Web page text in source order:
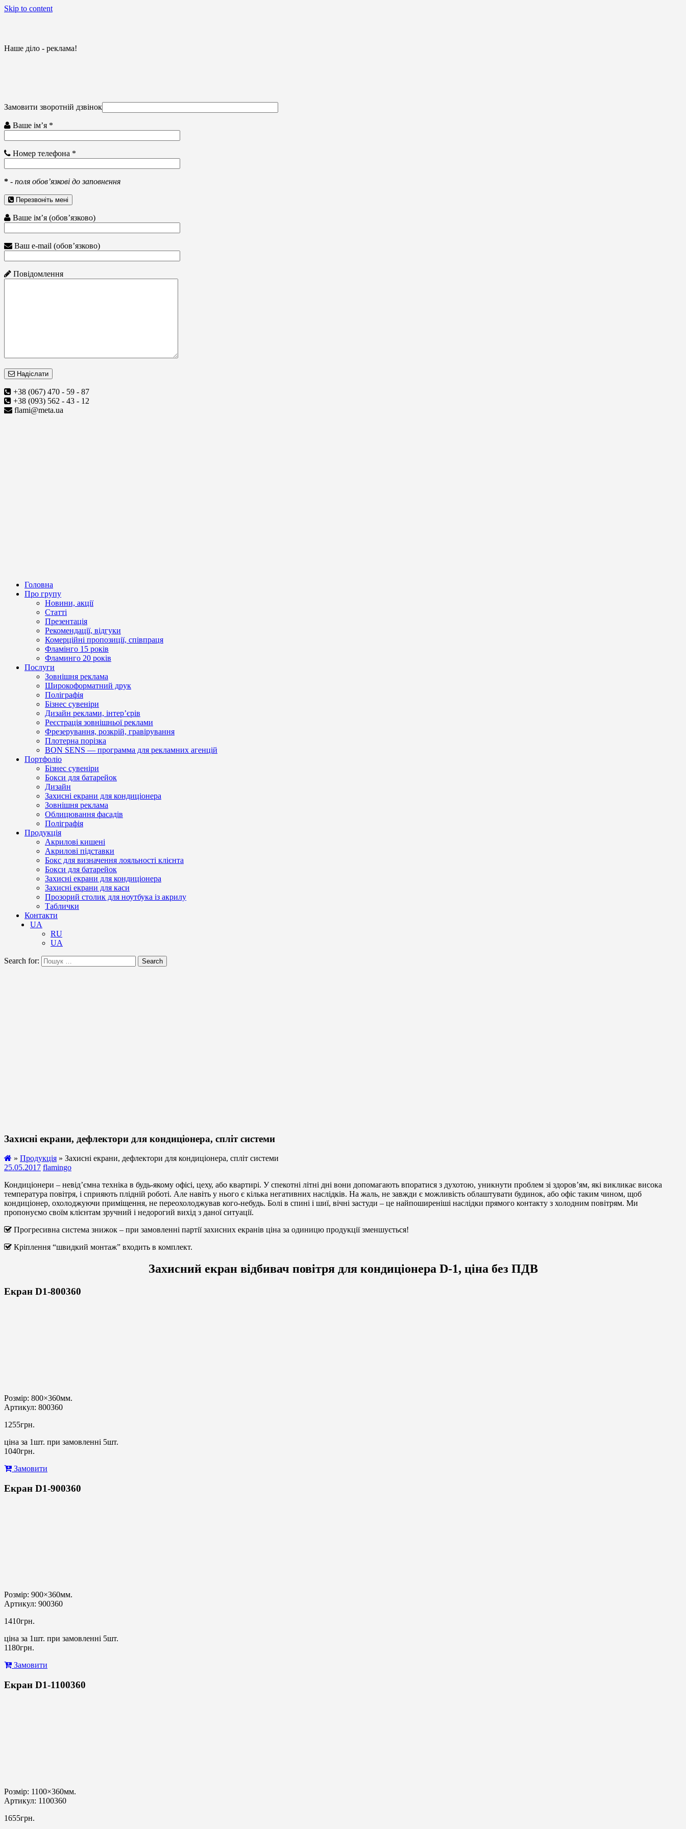
Skip to content
Наше діло - реклама!
Замовити зворотній дзвінок
Ваше ім’я *
Номер телефона *
* - поля обов’язкові до заповнення
Перезвоніть мені
Ваше ім’я (обов’язково)
Ваш e-mail (обов’язково)
Повідомлення
Надіслати
+38 (067) 470 - 59 - 87
+38 (093) 562 - 43 - 12
flami@meta.ua
Головна
Про групу
Новини, акції
Статті
Презентація
Рекомендації, відгуки
Комерційні пропозиції, співпраця
Фламінго 15 років
Фламинго 20 років
Послуги
Зовнішня реклама
Широкоформатний друк
Поліграфія
Бізнес сувеніри
Дизайн реклами, інтер’єрів
Реєстрація зовнішньої реклами
Фрезерування, розкрій, гравірування
Плотерна порізка
BON SENS — программа для рекламних агенцій
Портфоліо
Бізнес сувеніри
Бокси для батарейок
Дизайн
Захисні екрани для кондиціонера
Зовнішня реклама
Облицювання фасадів
Поліграфія
Продукція
Акрилові кишені
Акрилові підставки
Бокс для визначення лояльності клієнта
Бокси для батарейок
Захисні екрани для кондиціонера
Захисні екрани для каси
Прозорий столик для ноутбука із акрилу
Таблички
Контакти
UA
RU
UA
Search for: Search
Захисні екрани, дефлектори для кондиціонера, спліт системи
» Продукція » Захисні екрани, дефлектори для кондиціонера, спліт системи
25.05.2017 flamingo
Кондиціонери – невід’ємна техніка в будь-якому офісі, цеху, або квартирі. У спекотні літні дні вони допомагають впоратися з духотою, уникнути проблем зі здоров’ям, які викликає висока
температура повітря, і сприяють плідній роботі. Але навіть у нього є кілька негативних наслідків. На жаль, не завжди є можливість облаштувати будинок, або офіс таким чином, щоб
кондиціонер, охолоджуючи приміщення, не переохолоджував кого-небудь. Болі в спині і шиї, вічні застуди – це найпоширеніші наслідки прямого контакту з холодним повітрям. Ми
пропонуємо своїм клієнтам зручний і недорогий вихід з даної ситуації.
Прогресивна система знижок – при замовленні партії захисних екранів ціна за одиницю продукції зменшується!
Кріплення “швидкий монтаж” входить в комплект.
Захисний екран відбивач повітря для кондиціонера D-1, ціна без ПДВ
Екран D1-800360
Розмір: 800×360мм.
Артикул: 800360
1255грн.
ціна за 1шт. при замовленні 5шт.
1040грн.
Замовити
Екран D1-900360
Розмір: 900×360мм.
Артикул: 900360
1410грн.
ціна за 1шт. при замовленні 5шт.
1180грн.
Замовити
Екран D1-1100360
Розмір: 1100×360мм.
Артикул: 1100360
1655грн.